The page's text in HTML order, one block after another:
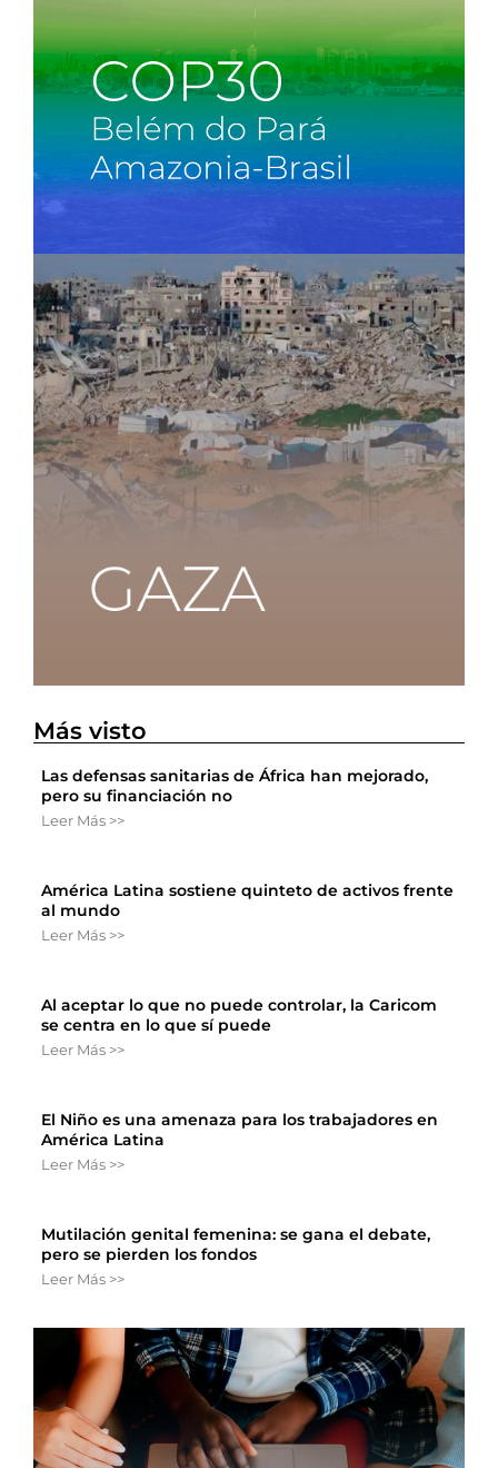
Más visto
Las defensas sanitarias de África han mejorado,
pero su financiación no
Leer Más >>
América Latina sostiene quinteto de activos frente
al mundo
Leer Más >>
Al aceptar lo que no puede controlar, la Caricom
se centra en lo que sí puede
Leer Más >>
El Niño es una amenaza para los trabajadores en
América Latina
Leer Más >>
Mutilación genital femenina: se gana el debate,
pero se pierden los fondos
Leer Más >>